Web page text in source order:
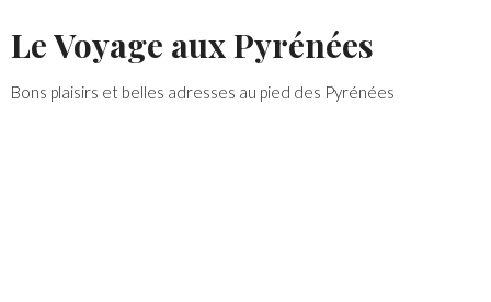
to
content
Le Voyage aux Pyrénées
Bons plaisirs et belles adresses au pied des Pyrénées